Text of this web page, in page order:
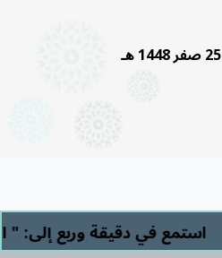
25 صفر 1448 هـ
استمع في دقيقة وربع إلى: "